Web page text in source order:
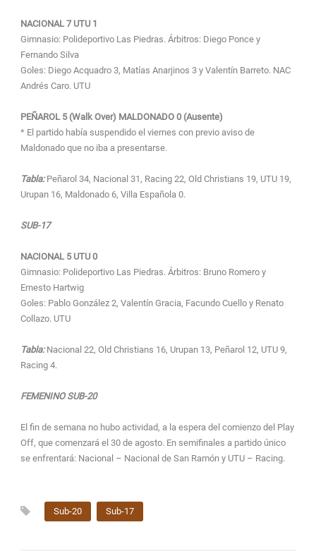
NACIONAL 7 UTU 1
Gimnasio: Polideportivo Las Piedras. Árbitros: Diego Ponce y
Fernando Silva
Goles: Diego Acquadro 3, Matías Anarjinos 3 y Valentín Barreto. NAC
Andrés Caro. UTU
PEÑAROL 5 (Walk Over) MALDONADO 0 (Ausente)
* El partido había suspendido el viernes con previo aviso de
Maldonado que no iba a presentarse.
Tabla:Peñarol 34, Nacional 31, Racing 22, Old Christians 19, UTU 19,
Urupan 16, Maldonado 6, Villa Española 0.
SUB-17
NACIONAL 5 UTU 0
Gimnasio: Polideportivo Las Piedras. Árbitros: Bruno Romero y
Ernesto Hartwig
Goles: Pablo González 2, Valentín Gracia, Facundo Cuello y Renato
Collazo. UTU
Tabla:Nacional 22, Old Christians 16, Urupan 13, Peñarol 12, UTU 9,
Racing 4.
FEMENINO SUB-20
El fin de semana no hubo actividad, a la espera del comienzo del Play
Off, que comenzará el 30 de agosto. En semifinales a partido único
se enfrentará: Nacional – Nacional de San Ramón y UTU – Racing.
Sub-20 Sub-17